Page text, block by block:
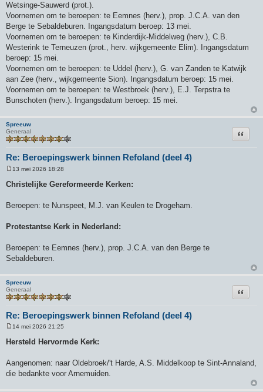
Wetsinge-Sauwerd (prot.).
Voornemen om te beroepen: te Eemnes (herv.), prop. J.C.A. van den
Berge te Sebaldeburen. Ingangsdatum beroep: 13 mei.
Voornemen om te beroepen: te Kinderdijk-Middelweg (herv.), C.B.
Westerink te Terneuzen (prot., herv. wijkgemeente Elim). Ingangsdatum
beroep: 15 mei.
Voornemen om te beroepen: te Uddel (herv.), G. van Zanden te Katwijk
aan Zee (herv., wijkgemeente Sion). Ingangsdatum beroep: 15 mei.
Voornemen om te beroepen: te Westbroek (herv.), E.J. Terpstra te
Bunschoten (herv.). Ingangsdatum beroep: 15 mei.
Spreeuw
Generaal
Re: Beroepingswerk binnen Refoland (deel 4)
Citeer
e
r
h
13 mei 2026 18:28
Christelijke Gereformeerde Kerken:
Beroepen: te Nunspeet, M.J. van Keulen te Drogeham.
Protestantse Kerk in Nederland:
Beroepen: te Eemnes (herv.), prop. J.C.A. van den Berge te
Sebaldeburen.
Spreeuw
Generaal
Re: Beroepingswerk binnen Refoland (deel 4)
Citeer
r
h
t
14 mei 2026 21:25
Hersteld Hervormde Kerk:
Aangenomen: naar Oldebroek/'t Harde, A.S. Middelkoop te Sint-Annaland,
die bedankte voor Arnemuiden.